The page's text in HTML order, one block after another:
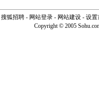
搜狐招聘 - 网站登录 - 网站建设 - 设置
Copyright © 2005